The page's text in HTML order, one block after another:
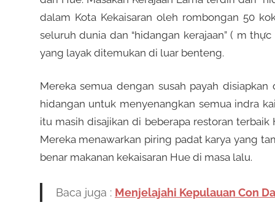
a
n
T
e
r
y
a
n
g
i
s
a
a
n
d
a
dalam Kota Kekaisaran oleh rombongan 50
seluruh dunia dan “hidangan kerajaan” ( m
yang layak ditemukan di luar benteng.
Mereka semua dengan susah payah
hidangan untuk menyenangkan semua indra
itu masih disajikan di beberapa restoran
Mereka menawarkan piring padat karya yang
benar makanan kekaisaran Hue di masa lalu.
Baca juga : Menjelajahi Kepulauan Con